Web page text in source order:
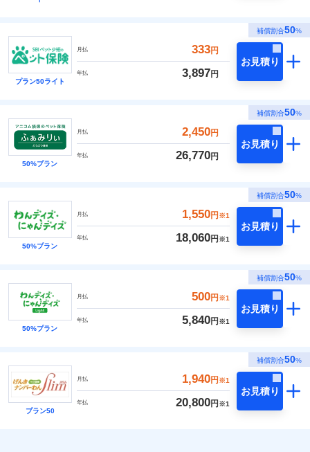
補償割合50%
プラン50ライト
月払 333円
年払 3,897円
お見積り
補償割合50%
50%プラン
月払 2,450円
年払 26,770円
お見積り
補償割合50%
50%プラン
月払 1,550円 ※1
年払 18,060円 ※1
お見積り
補償割合50%
50%プラン
月払 500円 ※1
年払 5,840円 ※1
お見積り
補償割合50%
プラン50
月払 1,940円 ※1
年払 20,800円 ※1
お見積り